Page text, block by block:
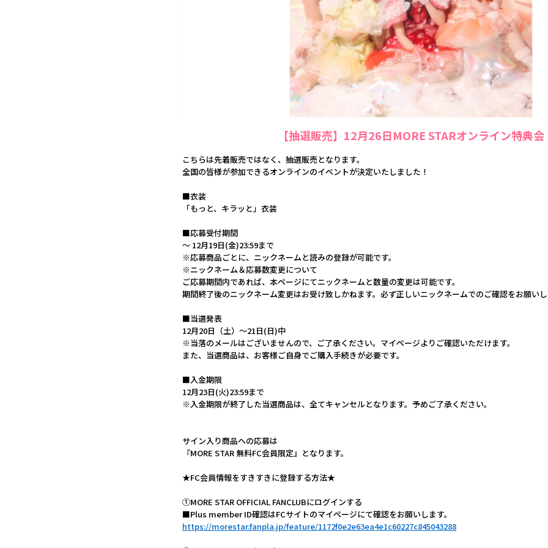
【抽選販売】12月26日MORE STARオンライン特典会
こちらは先着販売ではなく、抽選販売となります。
全国の皆様が参加できるオンラインのイベントが決定いたしました！
■衣装
「もっと、キラッと」衣装
■応募受付期間
～ 12月19日(金)23:59まで
※応募商品ごとに、ニックネームと読みの登録が可能です。
※ニックネーム＆応募数変更について
ご応募期間内であれば、本ページにてニックネームと数量の変更は可能です。
期間終了後のニックネーム変更はお受け致しかねます。必ず正しいニックネームでのご確認をお願い
■当選発表
12月20日（土）～21日(日)中
※当落のメールはございませんので、ご了承ください。マイページよりご確認いただけます。
また、当選商品は、お客様ご自身でご購入手続きが必要です。
■入金期限
12月23日(火)23:59まで
※入金期限が終了した当選商品は、全てキャンセルとなります。予めご了承ください。
サイン入り商品への応募は
『MORE STAR 無料FC会員限定』となります。
★FC会員情報をすきすきに登録する方法★
①MORE STAR OFFICIAL FANCLUBにログインする
■Plus member ID確認はFCサイトのマイページにて確認をお願いします。
https://morestar.fanpla.jp/feature/1172f0e2e63ea4e1c60227c845043288